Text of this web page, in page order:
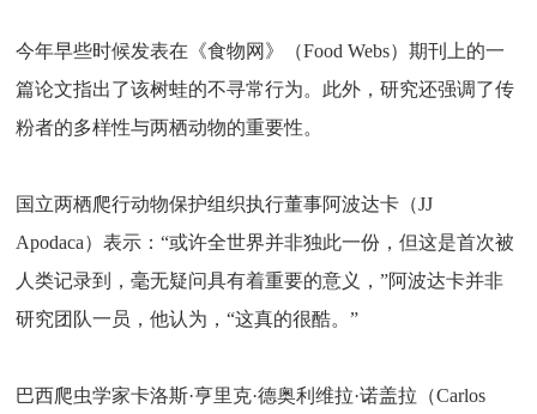
今年早些时候发表在《食物网》（Food Webs）期刊上的一
篇论文指出了该树蛙的不寻常行为。此外，研究还强调了传
粉者的多样性与两栖动物的重要性。
国立两栖爬行动物保护组织执行董事阿波达卡（JJ
Apodaca）表示：“或许全世界并非独此一份，但这是首次被
人类记录到，毫无疑问具有着重要的意义，”阿波达卡并非
研究团队一员，他认为，“这真的很酷。”
巴西爬虫学家卡洛斯·亨里克·德奥利维拉·诺盖拉（Carlos